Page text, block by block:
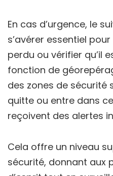
En cas d’urgence, le
s’avérer essentiel
perdu ou vérifier qu’il
fonction de
des zones de sécurité
quitte ou entre dans
reçoivent des alertes
Cela offre un niveau
sécurité, donnant aux